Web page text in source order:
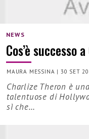
NEWS
Cos’è successo
MAURA MESSINA | 30 SET
Charlize Theron è
talentuose di
sì che…